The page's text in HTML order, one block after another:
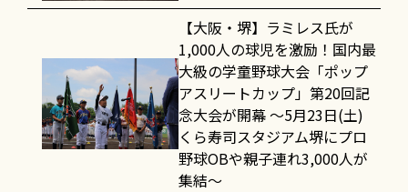
【大阪・堺】ラミレス氏が
1,000人の球児を激励！国内最
大級の学童野球大会「ポップ
アスリートカップ」第20回記
念大会が開幕 〜5月23日(土)
くら寿司スタジアム堺にプロ
野球OBや親子連れ3,000人が
集結〜